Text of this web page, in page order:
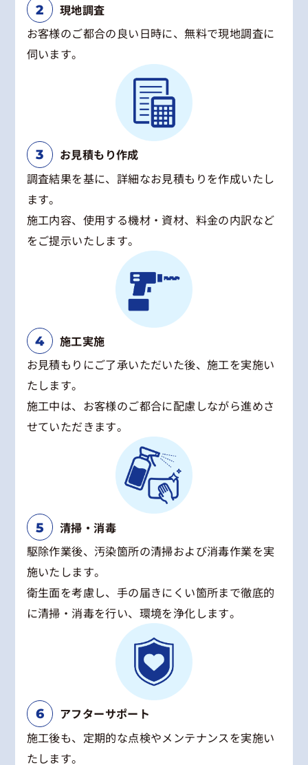
現地調査
お客様のご都合の良い日時に、無料で現地調査に
伺います。
お見積もり作成
調査結果を基に、詳細なお見積もりを作成いたし
ます。
施工内容、使用する機材・資材、料金の内訳など
をご提示いたします。
施工実施
お見積もりにご了承いただいた後、施工を実施い
たします。
施工中は、お客様のご都合に配慮しながら進めさ
せていただきます。
清掃・消毒
駆除作業後、汚染箇所の清掃および消毒作業を実
施いたします。
衛生面を考慮し、手の届きにくい箇所まで徹底的
に清掃・消毒を行い、環境を浄化します。
アフターサポート
施工後も、定期的な点検やメンテナンスを実施い
たします。